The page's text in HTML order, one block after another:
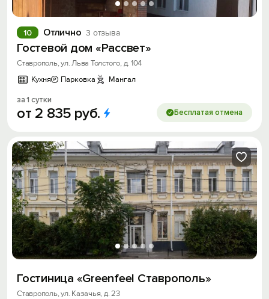
Отлично 3 отзыва
10
Гостевой дом «Рассвет»
Ставрополь, ул. Льва Толстого, д. 104
Кухня
Парковка Мангал
за 1 сутки
от 2 835 руб. Бесплатая отмена
Гостиница «Greenfeel Ставрополь»
Ставрополь, ул. Казачья, д. 23